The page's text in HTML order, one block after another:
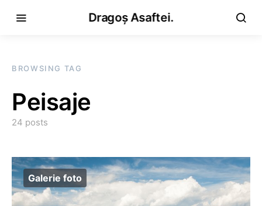
Dragoș Asaftei.
BROWSING TAG
Peisaje
24 posts
Galerie foto